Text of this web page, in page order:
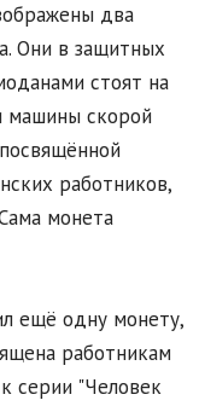
два
Они в защитных
стоят на
машины скорой
работников,
монета
ещё одну монету,
работникам
серии "Человек